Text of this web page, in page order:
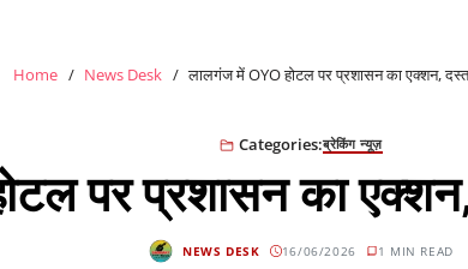
Home News Desk लालगंज में OYO होटल पर प्रशासन का एक्शन,
Categories:ब्रेकिंग न्यूज़
पर प्रशासन का
NEWS DESK 16/06/2026 1 MIN READ